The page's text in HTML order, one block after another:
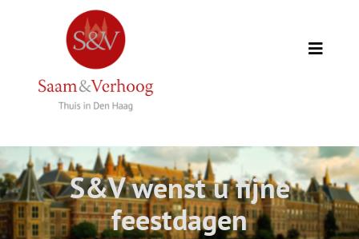
Toggle
Opdrachtgevers
Expertise
S&V wenst u fijne
feestdagen